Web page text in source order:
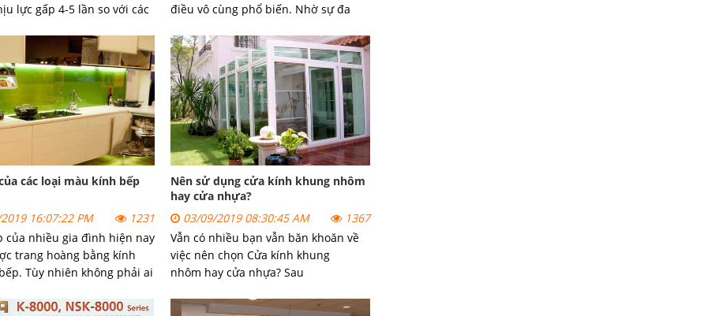
lực gấp 4-5 lần so với các
cường lực, các công trình
được va đập mạnh, giảm
khi gặp các cơn gió mạnh
giông bão.
điều vô cùng phổ biến. Nhờ sự đa
thể lựa chọn sản phẩm hợp không
gian và phong thủy gia đình.
các loại màu kính bếp
16:07:22 PM
1231
của nhiều gia đình hiện nay
trang hoàng bằng kính
Tùy nhiên không phải ai
kính ốp.
Nên sử dụng cửa kính khung nhôm
hay cửa nhựa?
03/09/2019 08:30:45 AM
1367
Vẫn có nhiều bạn vẫn băn khoăn về
việc nên chọn Cửa kính khung
nhôm hay cửa nhựa? Sau
thông tin để lựa chọn cho mình một